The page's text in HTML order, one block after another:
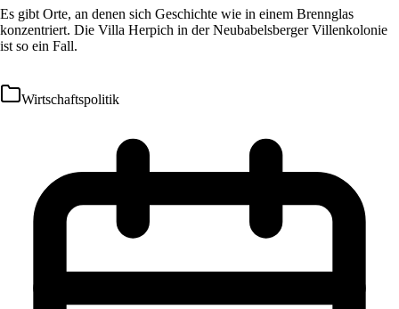
Es gibt Orte, an denen sich Geschichte wie in einem Brennglas
konzentriert. Die Villa Herpich in der Neubabelsberger Villenkolonie
ist so ein Fall.
Wirtschaftspolitik